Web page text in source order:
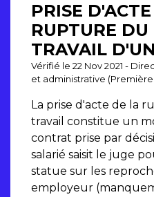
PRISE
RUPTURE
TRAVAIL
Vérifié le 22 Nov 2021 -
et administrative
La prise d'acte de la
travail constitue un
contrat prise par
salarié saisit le juge
statue sur les
employeur